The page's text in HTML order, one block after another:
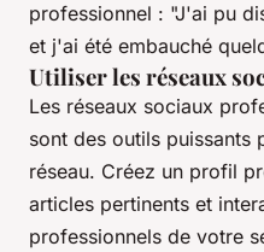
professionnel : "J'ai pu
et j'ai été embauché
Utiliser les réseaux
Les réseaux sociaux
sont des outils puissants
réseau. Créez un profil
articles pertinents et
professionnels de votre